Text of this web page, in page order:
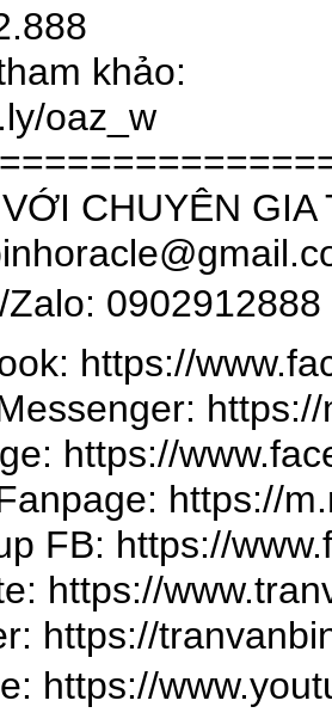
khảo:
oaz_w
CHUYÊN GIA
0902912888
https://
https://
https://
FB: https://
https://
https://
https://